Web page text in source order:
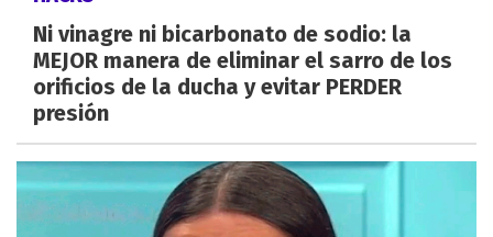
Ni vinagre ni bicarbonato de sodio: la
MEJOR manera de eliminar el sarro de los
orificios de la ducha y evitar PERDER
presión